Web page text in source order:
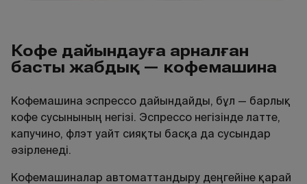
Кофе дайындауға арналған
басты жабдық — кофемашина
Кофемашина эспрессо дайындайды, бұл — барлық
кофе сусынының негізі. Эспрессо негізінде латте,
капучино, флэт уайт сияқты басқа да сусындар
әзірленеді.
Кофемашиналар автоматтандыру деңгейіне қарай